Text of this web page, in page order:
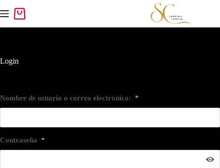
Login
Nombre de usuario o correo electrónico: *
Contraseña *